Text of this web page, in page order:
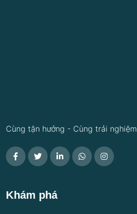
Cùng tận hưởng - Cùng trải nghiệm
Khám phá